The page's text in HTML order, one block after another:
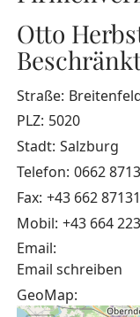
Otto
Straße:
PLZ: 5020
Stadt: Salzburg
Telefon: 0662
Fax: +43 662
Mobil: +43 664
Email:
Email schreiben
GeoMap: